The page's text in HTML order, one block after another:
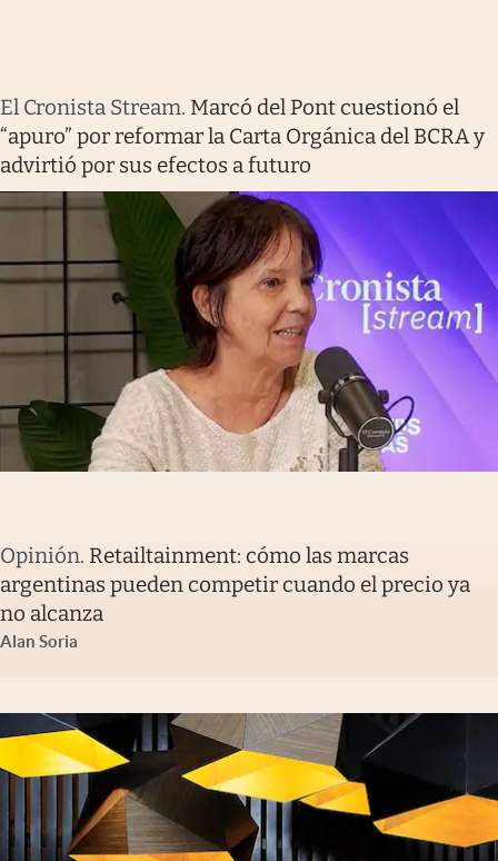
El Cronista Stream. Marcó del Pont cuestionó el
“apuro” por reformar la Carta Orgánica del BCRA y
advirtió por sus efectos a futuro
Opinión. Retailtainment: cómo las marcas
argentinas pueden competir cuando el precio ya
no alcanza
Alan Soria